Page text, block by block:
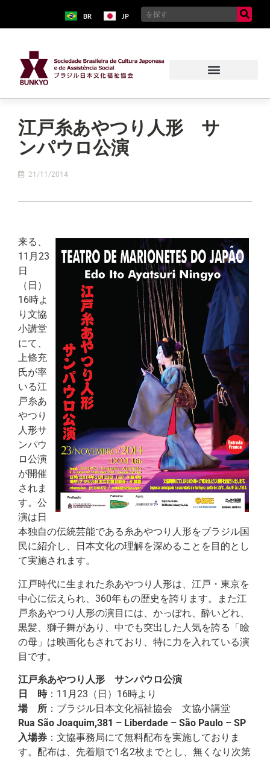
BR JP
江戸糸あやつり人形 サ
ンパウロ公演
21/11/2014
来る、
11月23
日
（日）
16時よ
り文協
小講堂
にて、
上條充
氏が率
いる江
戸糸あ
やつり
人形サ
ンパウ
ロ公演
が開催
されま
す。公
演は日
本独自の伝統芸能である糸あやつり人形をブラジル国
民に紹介し、日本文化の理解を深めることを目的とし
て実施されます。
江戸時代に生まれた糸あやつり人形は、江戸・東京を
中心に伝えられ、360年もの歴史を誇ります。また江
戸糸あやつり人形の演目には、かっぽれ、酔いどれ、
黒髪、獅子舞があり、中でも突出した人気を誇る「瞼
の母」は映画化もされており、特に力を入れている演
目です。
江戸糸あやつり人形 サンパウロ公演
日 時：11月23（日）16時より
場 所 ：ブラジル日本文化福祉協会 文協小講堂
Rua São Joaquim,381 – Liberdade – São Paulo – SP
入場券 ：文協事務局にて無料配布を実施しておりま
す。配布は、先着順で1名2枚までとし、無くなり次第